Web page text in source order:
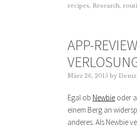
recipes, Research,
APP-
März 26, 2015 by Deniz
Egal ob Newbie oder
einem Berg an
anderes. Als Newbie